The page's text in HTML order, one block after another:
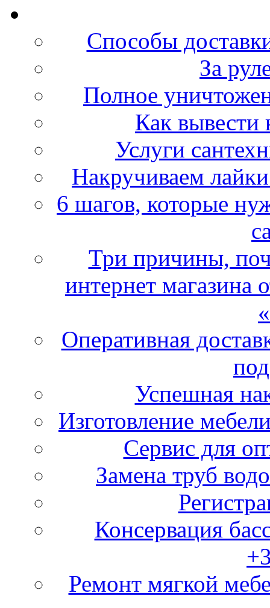
Способы
За
Полное
Как
Услуги
Накручиваем
6 шагов, которые
Три причины,
интернет
Оперативная
Успешная
Изготовление
Сервис для
Замена труб
Консервация
Ремонт мягкой